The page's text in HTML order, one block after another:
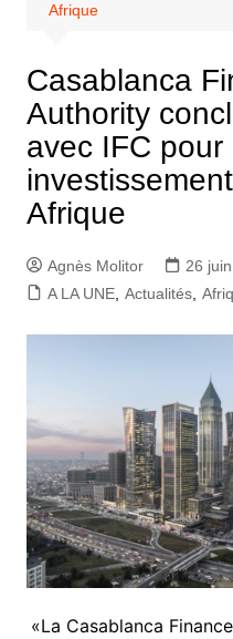
Afrique
Casablanca
Authority
avec IFC
Afrique
Agnès Molitor
26
A LA UNE, Actualités,
«La Casablanca